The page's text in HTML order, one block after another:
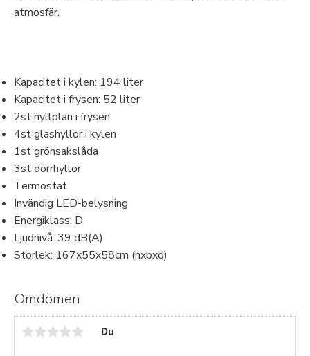
atmosfär.
Kapacitet i kylen: 194 liter
Kapacitet i frysen: 52 liter
2st hyllplan i frysen
4st glashyllor i kylen
1st grönsakslåda
3st dörrhyllor
Termostat
Invändig LED-belysning
Energiklass: D
Ljudnivå: 39 dB(A)
Storlek: 167x55x58cm (hxbxd)
Omdömen
Du